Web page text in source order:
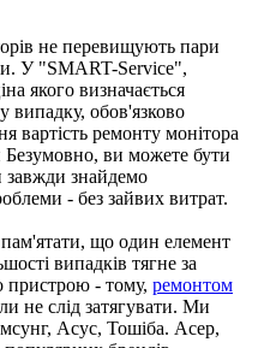
не перевищують пари
У "SMART-Service",
якого визначається
випадку, обов'язково
вартість ремонту монітора
Безумовно, ви можете бути
завжди знайдемо
- без зайвих витрат.
що один елемент
випадків тягне за
пристрою - тому, ремонтом
не слід затягувати. Ми
Асус, Тошіба. Асер,